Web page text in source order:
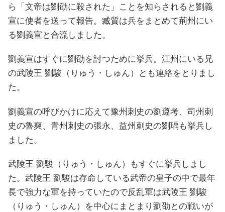
ら「文帝は劉劭に殺された」ことを知らされると劉義
宣に使者を送って報告。臧質は兵をまとめて荊州にい
る劉義宣と合流しました。
劉義宣はすぐに劉劭を討つために挙兵。江州にいる兄
の武陵王 劉駿（りゅう・しゅん）とも連絡をとりまし
た。
劉義宣の呼びかけに応えて豫州刺史の劉遵考、司州刺
史の魯爽、青州刺史の張永、益州刺史の劉瑀も挙兵し
ました。
武陵王 劉駿（りゅう・しゅん）もすぐに挙兵しまし
た。武陵王 劉駿は存命している武帝の皇子の中で最年
長で強力な軍を持っていたので反乱軍は武陵王 劉駿
（りゅう・しゅん）を中心にまとまり劉劭との戦いが